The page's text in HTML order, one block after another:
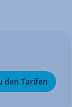
den Tarifen